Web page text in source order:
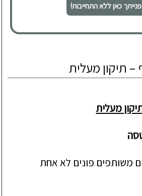
כאן ללא התחייבות!
תיקון מעלית
מעלית
משותפים פונים לא אחת